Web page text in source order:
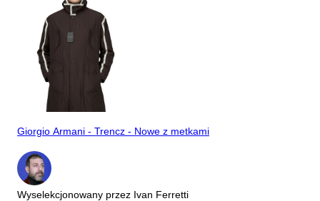
Giorgio Armani - Trencz - Nowe z metkami
Wyselekcjonowany przez Ivan Ferretti